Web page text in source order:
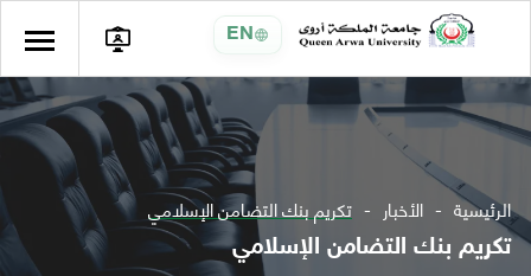
EN
الرئيسية الأخبار تكريم بنك التضامن الإسلامي
تكريم بنك التضامن الإسلامي